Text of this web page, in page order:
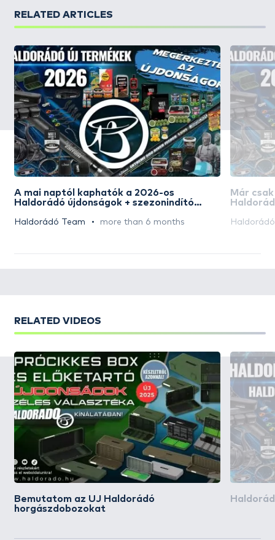
RELATED ARTICLES
A mai naptól kaphatók a 2026-os
Haldorádó újdonságok + szezonindító
Haldorádó Team more than 6 months
Már
RELATED VIDEOS
Bemutatom az ÚJ Haldorádó
horgászdobozokat